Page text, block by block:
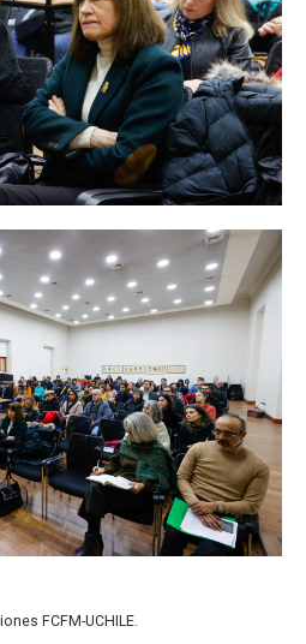
FCFM-UCHILE.